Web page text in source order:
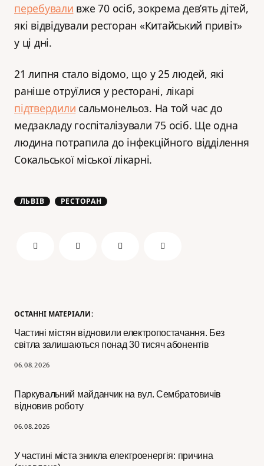
ОСТАННІ МАТЕРІАЛИ:
Частині містян відновили електропостачання. Без
світла залишаються понад 30 тисяч абонентів
06.08.2026
Паркувальний майданчик на вул. Сембратовичів
відновив роботу
06.08.2026
У частині міста зникла електроенергія: причина
перебували вже 70 осіб, зокрема дев’ять дітей,
які відвідували ресторан «Китайський привіт»
у ці дні.
21 липня стало відомо, що у 25 людей, які
раніше отруїлися у ресторані, лікарі
підтвердили сальмонельоз. На той час до
медзакладу госпіталізували 75 осіб. Ще одна
людина потрапила до інфекційного відділення
Сокальської міської лікарні.
ЛЬВІВ РЕСТОРАН